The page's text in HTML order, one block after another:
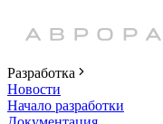
Разработка
Новости
Начало разработки